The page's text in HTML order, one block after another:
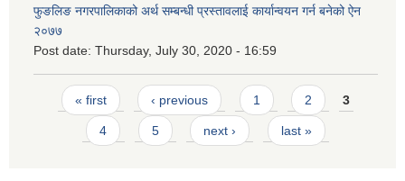
फुङलिङ नगरपालिकाको अर्थ सम्बन्धी प्रस्तावलाई कार्यान्वयन गर्न बनेको ऐन
२०७७
Post date: Thursday, July 30, 2020 - 16:59
Pages
« first ‹ previous 1 2 3
4 5 next › last »